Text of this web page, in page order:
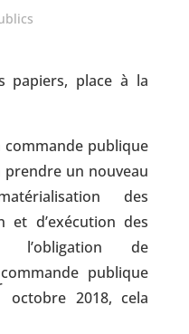
papiers, place à la
publique
prendre un nouveau
des
et d’exécution des
l’obligation de
publique
octobre 2018, cela